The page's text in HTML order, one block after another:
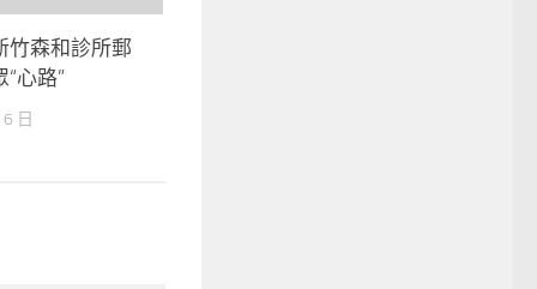
竹森和診所郵
心路”
日